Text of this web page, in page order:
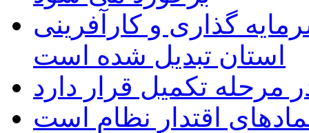
گذاری و کارآفرینی
استان تبدیل شده است
مرحله تکمیل قرار دارد
اقتدار نظام است